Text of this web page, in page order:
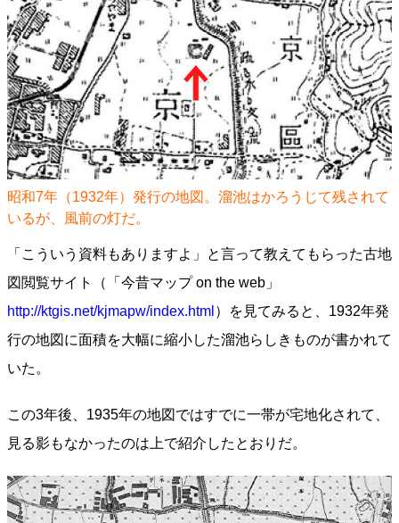
昭和7年（1932年）発行の地図。溜池はかろうじて残されて
いるが、風前の灯だ。
「こういう資料もありますよ」と言って教えてもらった古地
図閲覧サイト（「今昔マップ on the web」
http://ktgis.net/kjmapw/index.html ）を見てみると、1932年発
行の地図に面積を大幅に縮小した溜池らしきものが書かれて
いた。
この3年後、1935年の地図ではすでに一帯が宅地化されて、
見る影もなかったのは上で紹介したとおりだ。